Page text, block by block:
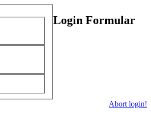
Login Formular
Abort login!